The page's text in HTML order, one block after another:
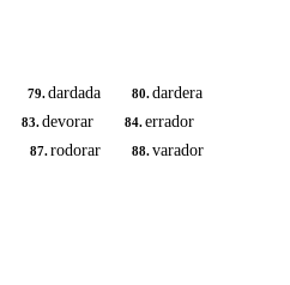
79.dardada 80.dardera
83.devorar 84.errador
87.rodorar 88.varador